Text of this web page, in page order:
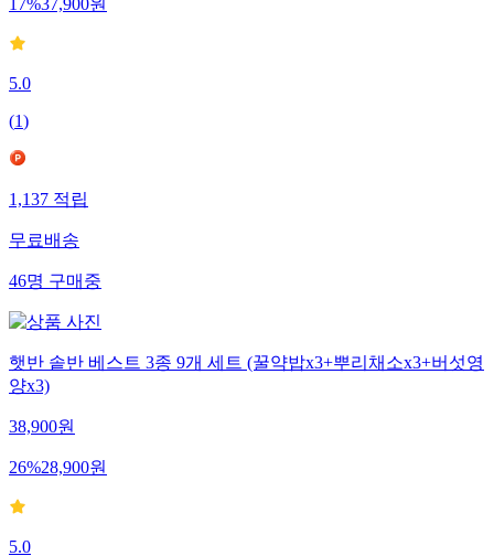
17%37,900원
5.0
(1)
1,137적립
무료배송
46명구매중
햇반 솥반 베스트 3종 9개 세트 (꿀약밥x3+뿌리채소x3+버섯영
양x3)
38,900원
26%28,900원